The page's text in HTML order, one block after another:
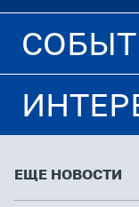
ЕЩЕ НОВОСТИ